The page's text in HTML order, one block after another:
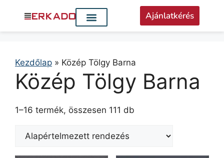
Ajánlatkérés
Kezdőlap » Közép Tölgy Barna
Közép Tölgy Barna
1–16 termék, összesen 111 db